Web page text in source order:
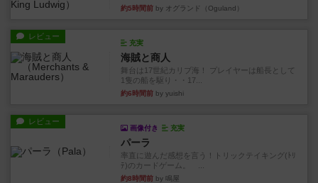
約5時間前 by オグランド（Oguland）
レビュー
充実
海賊と商人
舞台は17世紀カリブ海！ プレイヤーは船長として
1隻の船を駆り・・17...
約6時間前 by yuishi
レビュー
画像付き 充実
パーラ
率直に遊んだ感想を言う！トリックテイキング(ﾄﾘ
ﾃ)のカードゲーム。 ...
約8時間前 by 鳴屋